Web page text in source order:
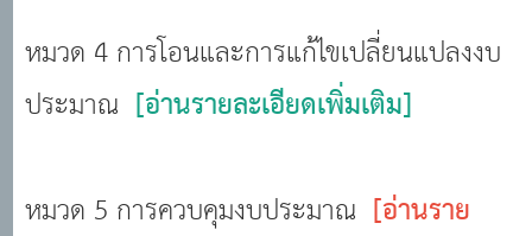
หมวด 4 การโอนและการแก้ไขเปลี่ยนแปลงงบ
ประมาณ [อ่านรายละเอียดเพิ่มเติม]
หมวด 5 การควบคุมงบประมาณ [อ่านราย